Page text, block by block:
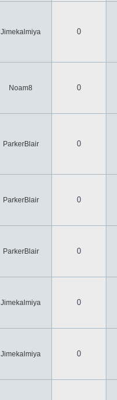
Jimekalmiya 0
Noam8 0
ParkerBlair 0
ParkerBlair 0
ParkerBlair 0
Jimekalmiya 0
Jimekalmiya 0